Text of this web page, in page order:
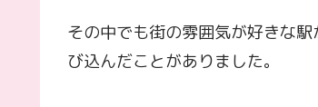
その中でも街の雰囲気が好きな
び込んだことがありました。